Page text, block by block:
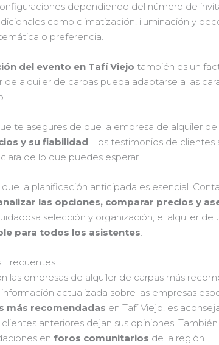
dependiendo del número de
como climatización, iluminación y
o preferencia.
del evento en Tafí Viejo también es un
de alquiler de carpas pueda adaptarse a las
te asegures de que la empresa de alquiler
y su fiabilidad. Los testimonios de
de lo que puedes esperar.
la planificación anticipada es esencial.
las opciones, comparar precios y
selección y organización, el alquiler
para todos los asistentes.
Frecuentes
las empresas de alquiler de carpas más
actualizada sobre las empresas
más recomendadas en Tafí Viejo, es
anteriores dejan sus opiniones.
enforos comunitarios de la región.